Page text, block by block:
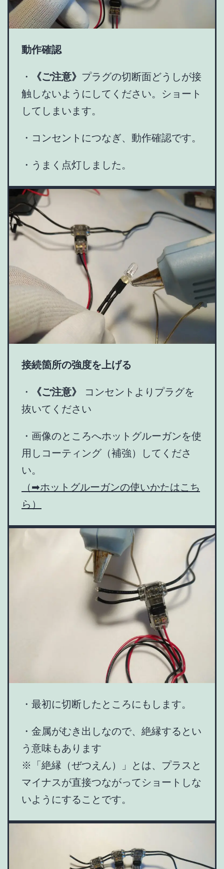
動作確認
・ 《ご注意》 プラグの切断面どうしが接
触しないようにしてください。ショート
してしまいます。
・コンセントにつなぎ、動作確認です。
・うまく点灯しました。
接続箇所の強度を上げる
・ 《ご注意》
コンセントよりプラグを
抜いてください
・画像のところへホットグルーガンを使
用しコーティング（補強）してくださ
い。
（➡ホットグルーガンの使いかたはこち
ら）
・最初に切断したところにもします。
・金属がむき出しなので、絶縁するとい
う意味もあります
※「絶縁（ぜつえん）」とは、プラスと
マイナスが直接つながってショートしな
いようにすることです。